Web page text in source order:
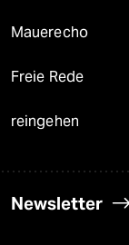
Mauerecho
Freie Rede
reingehen
Newsletter